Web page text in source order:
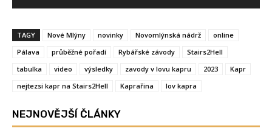
TAGY Nové Mlýny novinky Novomlýnská nádrž
online
Pálava
průběžné pořadí Rybářské závody
Stairs2Hell
tabulka
video výsledky zavody v lovu kapru 2023
Kapr
nejtezsi kapr na Stairs2Hell
Kaprařina lov kapra
NEJNOVĚJŠÍ ČLÁNKY